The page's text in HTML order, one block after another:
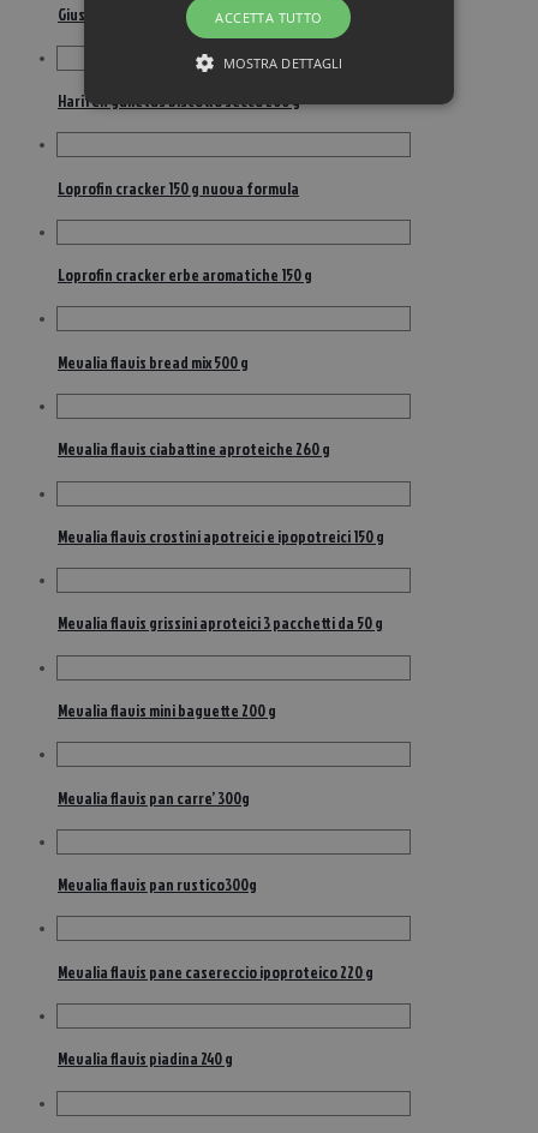
Giusto aproteico fondi pizza 200 g
Harifen galletas biscotto secco 200 g
Loprofin cracker 150 g nuova formula
Loprofin cracker erbe aromatiche 150 g
Mevalia flavis bread mix 500 g
Mevalia flavis ciabattine aproteiche 260 g
Mevalia flavis crostini apotreici e ipopotreici 150 g
Mevalia flavis grissini aproteici 3 pacchetti da 50 g
Mevalia flavis mini baguette 200 g
Mevalia flavis pan carre’ 300g
Mevalia flavis pan rustico300g
Mevalia flavis pane casereccio ipoproteico 220 g
Mevalia flavis piadina 240 g
ACCETTA TUTTO
MOSTRA DETTAGLI